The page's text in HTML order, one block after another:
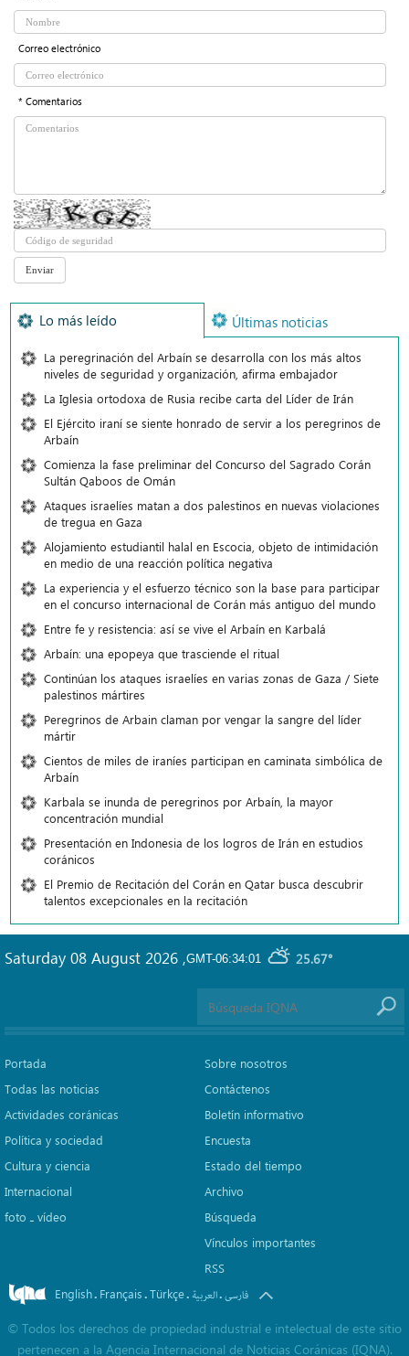
Correo electrónico
* Comentarios
Lo más leído Últimas noticias
La peregrinación del Arbaín se desarrolla con los más altos
niveles de seguridad y organización, afirma embajador
La Iglesia ortodoxa de Rusia recibe carta del Líder de Irán
El Ejército iraní se siente honrado de servir a los peregrinos de
Arbaín
Comienza la fase preliminar del Concurso del Sagrado Corán
Sultán Qaboos de Omán
Ataques israelíes matan a dos palestinos en nuevas violaciones
de tregua en Gaza
Alojamiento estudiantil halal en Escocia, objeto de intimidación
en medio de una reacción política negativa
La experiencia y el esfuerzo técnico son la base para participar
en el concurso internacional de Corán más antiguo del mundo
Entre fe y resistencia: así se vive el Arbaín en Karbalá
Arbaín: una epopeya que trasciende el ritual
Continúan los ataques israelíes en varias zonas de Gaza / Siete
palestinos mártires
Peregrinos de Arbain claman por vengar la sangre del líder
mártir
Cientos de miles de iraníes participan en caminata simbólica de
Arbaín
Karbala se inunda de peregrinos por Arbaín, la mayor
concentración mundial
Presentación en Indonesia de los logros de Irán en estudios
coránicos
El Premio de Recitación del Corán en Qatar busca descubrir
talentos excepcionales en la recitación
GMT-06:34:01 25.67°
Saturday 08 August 2026 ,
Portada
Todas las noticias
Actividades coránicas
Política y sociedad
Cultura y ciencia
Internacional
foto ـ vídeo
Sobre nosotros
Contáctenos
Boletín informativo
Encuesta
Estado del tiempo
Archivo
Búsqueda
Vínculos importantes
RSS
English. Français.Türkçe. العربیة.فارسی
© Todos los derechos de propiedad industrial e intelectual de este sitio
pertenecen a la Agencia Internacional de Noticias Coránicas (IQNA).